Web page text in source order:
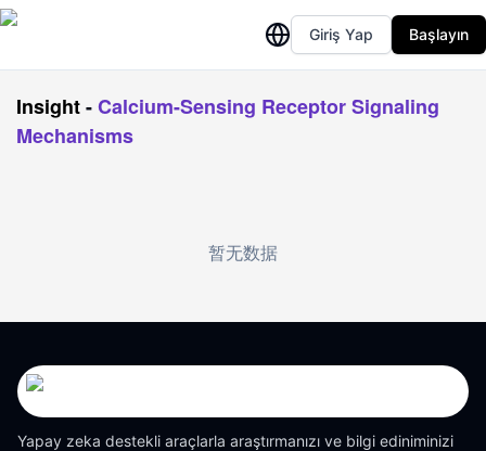
Giriş Yap Başlayın
Insight-Calcium-Sensing Receptor Signaling
Mechanisms
暂无数据
Yapay zeka destekli araçlarla araştırmanızı ve bilgi ediniminizi